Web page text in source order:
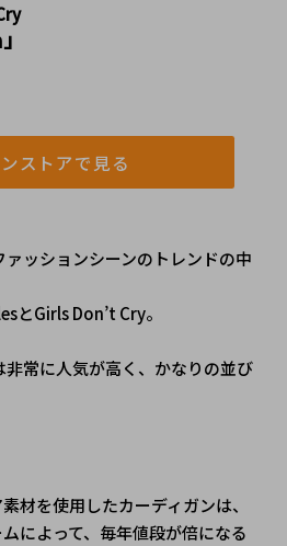
ストアで見る
とGirls Don’t Cry。
材を使用したカーディガンは、
によって、毎年値段が倍になる